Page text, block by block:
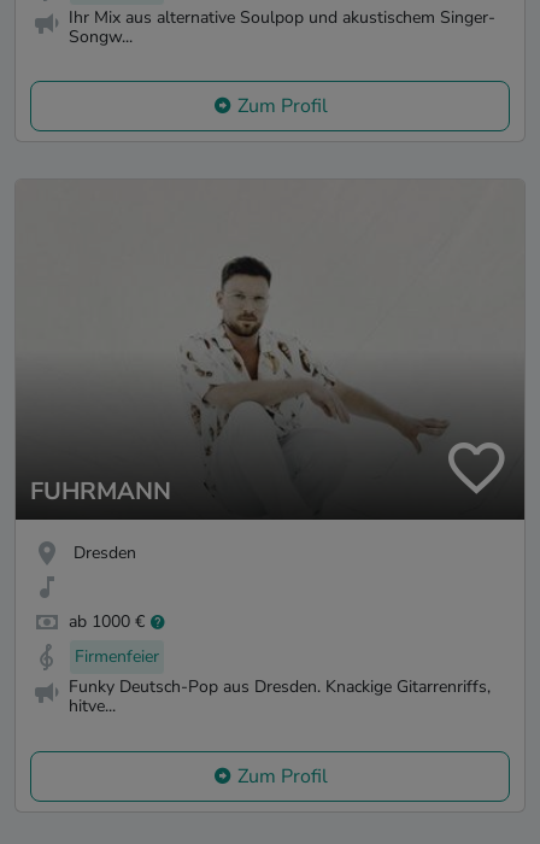
Ihr Mix aus alternative Soulpop und akustischem Singer-
Songw...
Zum Profil
FUHRMANN
Dresden
ab 1000 €
Firmenfeier
Funky Deutsch-Pop aus Dresden. Knackige Gitarrenriffs,
hitve...
Zum Profil